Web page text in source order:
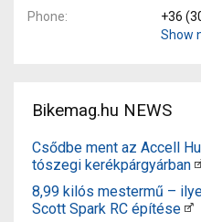
Phone
+36
Show
Bikemag.hu NEWS
Csődbe ment az Accell
tószegi kerékpárgyárban
8,99 kilós mestermű –
Scott Spark RC építése